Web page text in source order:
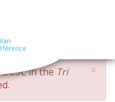
navigation
×
DESCin the Tri